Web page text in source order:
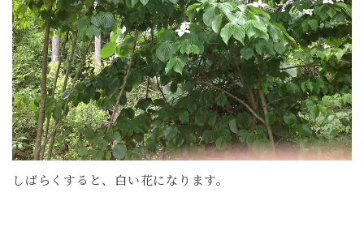
しばらくすると、白い花になります。